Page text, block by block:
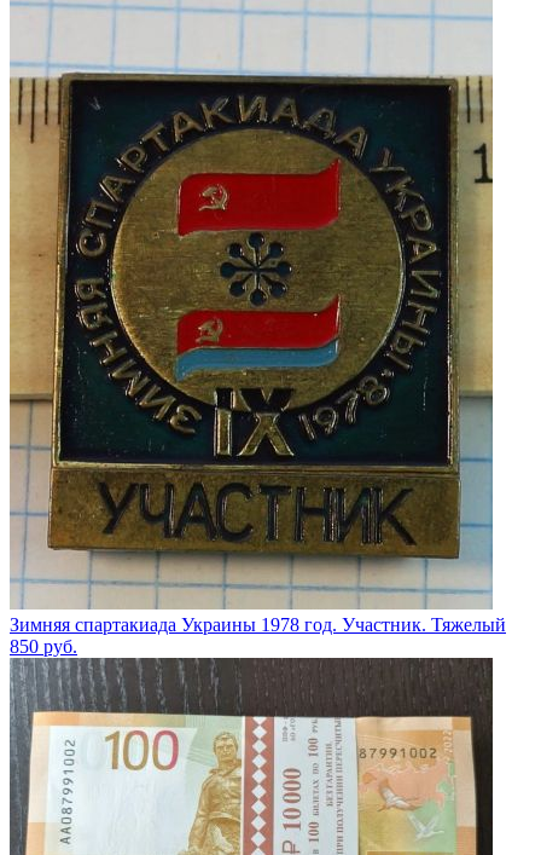
Зимняя спартакиада Украины 1978 год. Участник. Тяжелый
850 руб.